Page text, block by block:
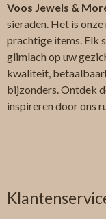
Voos Jewels &
sieraden. Het is
prachtige items. Elk
glimlach op uw
kwaliteit,
bijzonders. Ontdek
inspireren door ons